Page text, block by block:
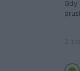
Gdy